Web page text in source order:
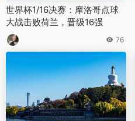
世界杯1/16决赛：摩洛哥点球
大战击败荷兰，晋级16强
76